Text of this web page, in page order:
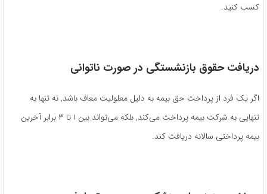
کسب کنید.
دریافت حقوق بازنشستگی در صورت ناتوانی
اگر یک فرد از پرداخت حق بیمه به دلیل معلولیت معاف باشد, نه تنها به
تنهایی به شرکت بیمه پرداخت می‌کند, بلکه می‌تواند بین ۱ تا ۳ برابر آخرین
بیمه پرداختی سالانه دریافت کند.